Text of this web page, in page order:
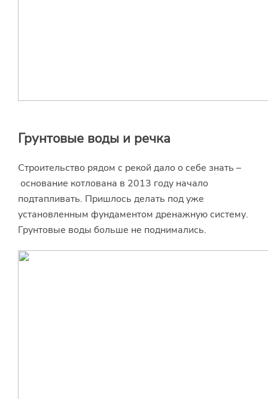
Грунтовые воды и речка
Строительство рядом с рекой дало о себе знать –
основание котлована в 2013 году начало
подтапливать. Пришлось делать под уже
установленным фундаментом дренажную систему.
Грунтовые воды больше не поднимались.